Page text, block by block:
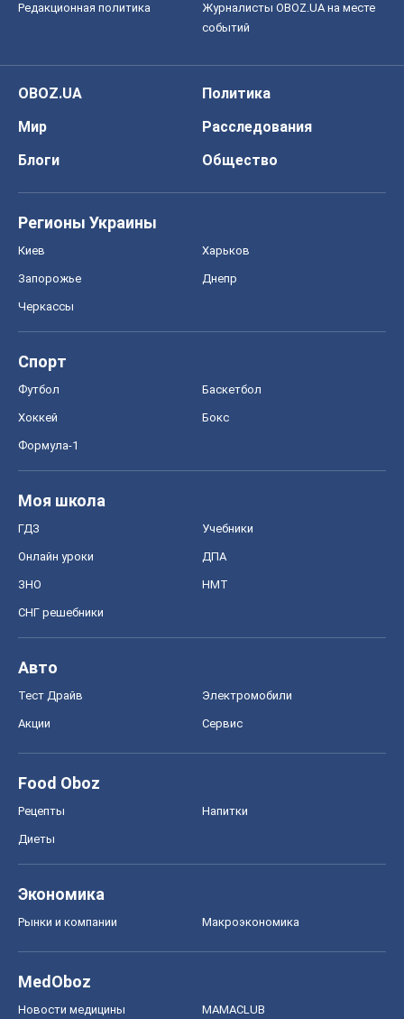
Редакционная политика
Журналисты OBOZ.UA на месте
событий
OBOZ.UA
Политика
Мир
Расследования
Блоги
Общество
Регионы Украины
Киев Харьков
Запорожье Днепр
Черкассы
Спорт
Футбол Баскетбол
Хоккей Бокс
Формула-1
Моя школа
ГДЗ Учебники
Онлайн уроки ДПА
ЗНО НМТ
СНГ решебники
Авто
Тест Драйв Электромобили
Акции Сервис
Food Oboz
Рецепты Напитки
Диеты
Экономика
Рынки и компании Mакроэкономика
MedOboz
Новости медицины MAMACLUB